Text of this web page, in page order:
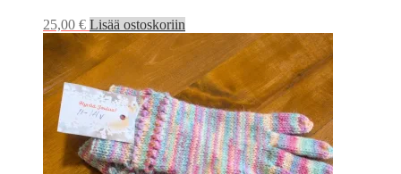
25,00 € Lisää ostoskoriin